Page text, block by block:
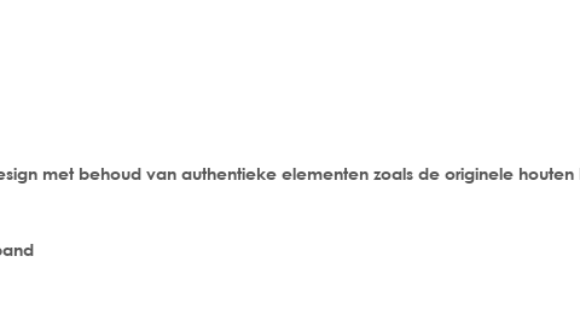
met behoud van authentieke elementen zoals de originele houten